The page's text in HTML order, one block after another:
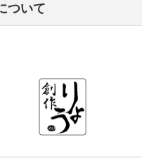
ついて